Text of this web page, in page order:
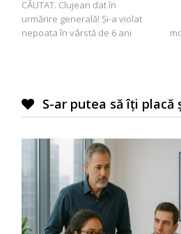
în
articole
CĂUTAT. Clujean dat în
urmărire generală! Și-a violat
nepoata în vârstă de 6 ani
S-ar putea să îți placă